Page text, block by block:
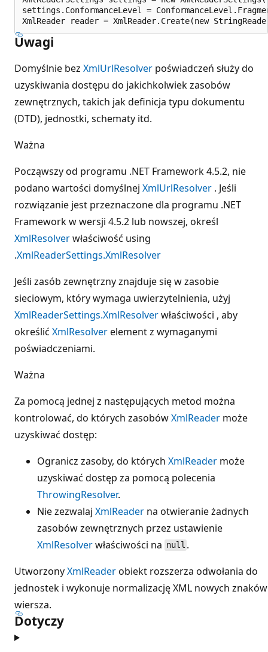
settings.ConformanceLevel =
Uwagi
Domyślnie bez XmlUrlResolver poświadczeń służy do
uzyskiwania dostępu do jakichkolwiek zasobów
zewnętrznych, takich jak definicja typu dokumentu
(DTD), jednostki, schematy itd.
Ważna
Począwszy od programu .NET Framework 4.5.2, nie
podano wartości domyślnej XmlUrlResolver . Jeśli
rozwiązanie jest przeznaczone dla programu .NET
Framework w wersji 4.5.2 lub nowszej, określ
XmlResolverwłaściwość using
.XmlReaderSettings.XmlResolver
Jeśli zasób zewnętrzny znajduje się w zasobie
sieciowym, który wymaga uwierzytelnienia, użyj
XmlReaderSettings.XmlResolverwłaściwości , aby
określić XmlResolverelement z wymaganymi
poświadczeniami.
Ważna
Za pomocą jednej z następujących metod można
kontrolować, do których zasobówXmlReader może
uzyskiwać dostęp:
Ogranicz zasoby, do których XmlReader może
uzyskiwać dostęp za pomocą polecenia
ThrowingResolver.
Nie zezwalaj XmlReader na otwieranie żadnych
zasobów zewnętrznych przez ustawienie
XmlResolverwłaściwości na null .
UtworzonyXmlReaderobiekt rozszerza odwołania do
jednostek i wykonuje normalizację XML nowych znaków
wiersza.
Dotyczy